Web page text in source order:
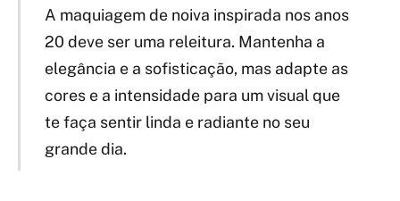
A maquiagem de noiva inspirada nos anos
20 deve ser uma releitura. Mantenha a
elegância e a sofisticação, mas adapte as
cores e a intensidade para um visual que
te faça sentir linda e radiante no seu
grande dia.